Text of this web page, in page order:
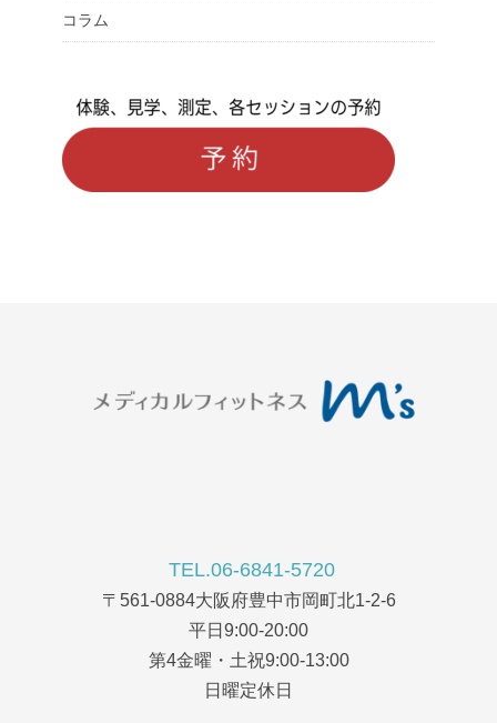
コラム
TEL.06-6841-5720
〒561-0884大阪府豊中市岡町北1-2-6
平日9:00-20:00
第4金曜・土祝9:00-13:00
日曜定休日